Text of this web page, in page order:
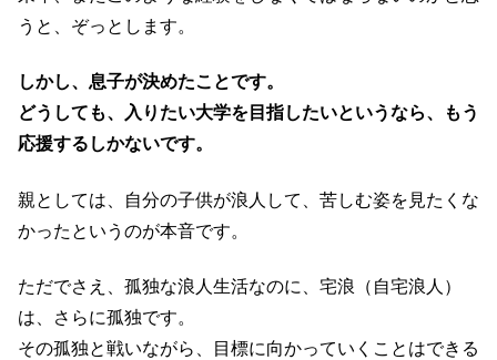
うと、ぞっとします。
しかし、息子が決めたことです。
どうしても、入りたい大学を目指したいというなら、もう
応援するしかないです。
親としては、自分の子供が浪人して、苦しむ姿を見たくな
かったというのが本音です。
ただでさえ、孤独な浪人生活なのに、宅浪（自宅浪人）
は、さらに孤独です。
その孤独と戦いながら、目標に向かっていくことはできる